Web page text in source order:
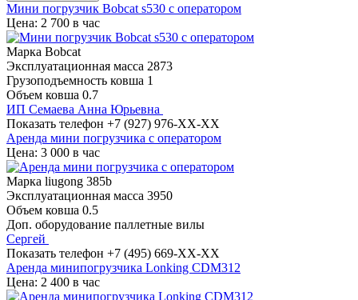
Мини погрузчик Bobcat s530 с оператором
Цена: 2 700 в час
Марка Bobcat
Эксплуатационная масса 2873
Грузоподъемность ковша 1
Объем ковша 0.7
ИП Семаева Анна Юрьевна
Показать телефон +7 (927) 976-XX-XX
Аренда мини погрузчика с оператором
Цена: 3 000 в час
Марка liugong 385b
Эксплуатационная масса 3950
Объем ковша 0.5
Доп. оборудование паллетные вилы
Сергей
Показать телефон +7 (495) 669-XX-XX
Аренда минипогрузчика Lonking CDM312
Цена: 2 400 в час